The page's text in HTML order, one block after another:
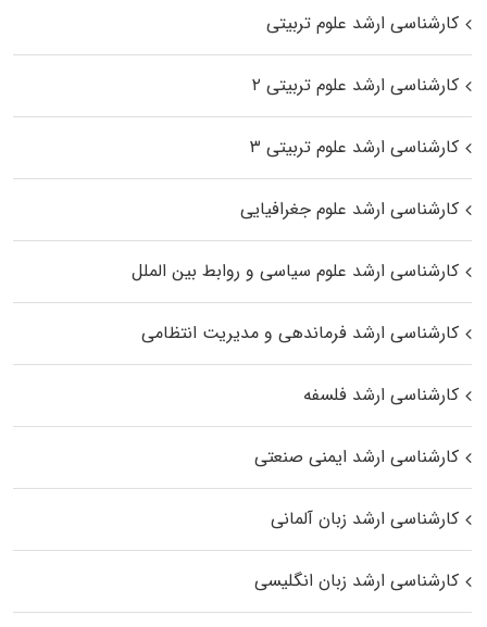
کارشناسی ارشد علوم تربیتی
کارشناسی ارشد علوم تربیتی ۲
کارشناسی ارشد علوم تربیتی ۳
کارشناسی ارشد علوم جغرافیایی
کارشناسی ارشد علوم سیاسی و روابط بین الملل
کارشناسی ارشد فرماندهی و مدیریت انتظامی
کارشناسی ارشد فلسفه
کارشناسی ارشد ایمنی صنعتی
کارشناسی ارشد زبان آلمانی
کارشناسی ارشد زبان انگلیسی